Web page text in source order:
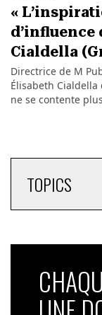
«
d’influence
Cialdella
Directrice de M
Élisabeth
ne se contente
TOPICS